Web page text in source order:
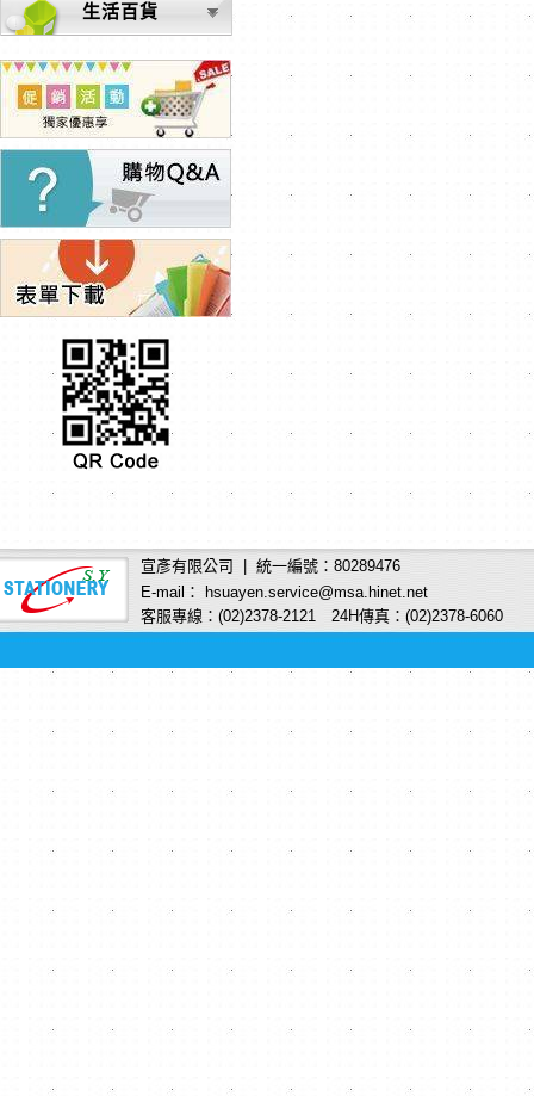
生活百貨
宣彥有限公司 | 統一編號：80289476
E-mail： hsuayen.service@msa.hinet.net
客服專線：(02)2378-2121 24H傳真：(02)2378-6060